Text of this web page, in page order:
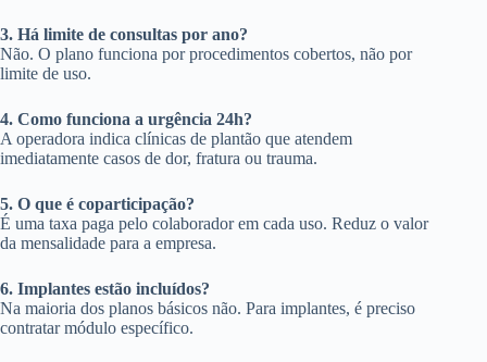
3. Há limite de consultas por ano?
Não. O plano funciona por procedimentos cobertos, não por
limite de uso.
4. Como funciona a urgência 24h?
A operadora indica clínicas de plantão que atendem
imediatamente casos de dor, fratura ou trauma.
5. O que é coparticipação?
É uma taxa paga pelo colaborador em cada uso. Reduz o valor
da mensalidade para a empresa.
6. Implantes estão incluídos?
Na maioria dos planos básicos não. Para implantes, é preciso
contratar módulo específico.